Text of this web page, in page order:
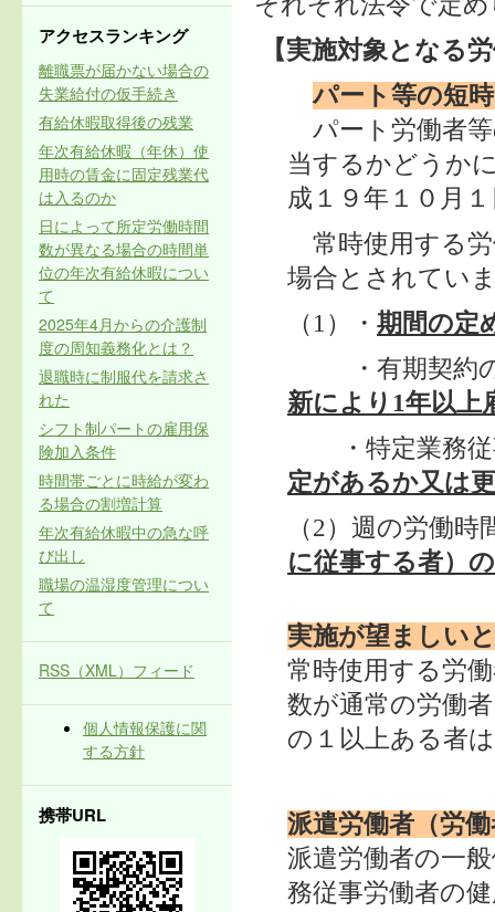
アクセスランキング
離職票が届かない場合の
失業給付の仮手続き
有給休暇取得後の残業
年次有給休暇（年休）使
用時の賃金に固定残業代
は入るのか
日によって所定労働時間
数が異なる場合の時間単
位の年次有給休暇につい
て
2025年4月からの介護制
度の周知義務化とは？
退職時に制服代を請求さ
れた
シフト制パートの雇用保
険加入条件
時間帯ごとに時給が変わ
る場合の割増計算
年次有給休暇中の急な呼
び出し
職場の温湿度管理につい
て
RSS（XML）フィード
個人情報保護に関
する方針
携帯URL
【実施対象となる
パート等の短
パート労働者等
当するかどうか
成１９年１０月
常時使用する労
場合とされてい
（1）・ 期間の定
・有期契約の
新により1年以上
・特定業務従
定があるか又は
（2）週の労働時
に従事する者）
実施が望ましい
常時使用する労
数が通常の労働
の１以上ある者
派遣労働者（労
派遣労働者の一
務従事労働者の